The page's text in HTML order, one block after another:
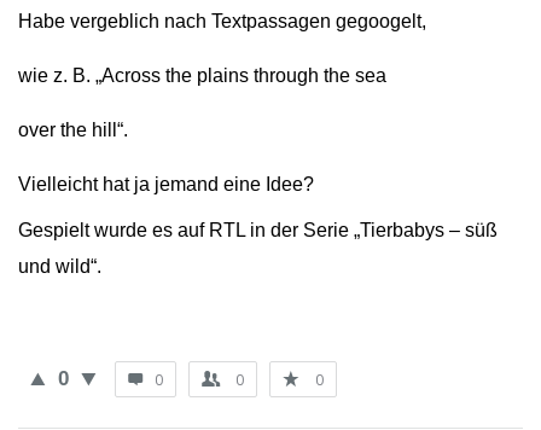
Habe vergeblich nach Textpassagen gegoogelt,
wie z. B. „Across the plains through the sea
over the hill“.
Vielleicht hat ja jemand eine Idee?
Gespielt wurde es auf RTL in der Serie „Tierbabys – süß
und wild“.
0 0 0 0